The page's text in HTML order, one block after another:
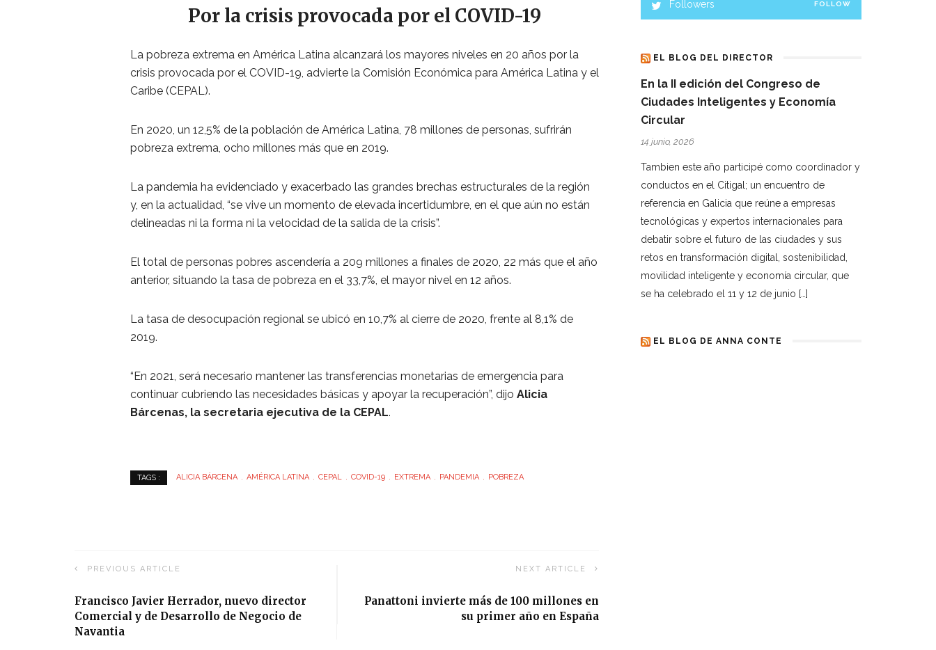
Por la crisis provocada por el COVID-19
La pobreza extrema en América Latina alcanzará los mayores niveles en 20 años por la
crisis provocada por el COVID-19, advierte la Comisión Económica para América Latina y el
Caribe (CEPAL).
En 2020, un 12,5% de la población de América Latina, 78 millones de personas, sufrirán
pobreza extrema, ocho millones más que en 2019.
La pandemia ha evidenciado y exacerbado las grandes brechas estructurales de la región
y, en la actualidad, “se vive un momento de elevada incertidumbre, en el que aún no están
delineadas ni la forma ni la velocidad de la salida de la crisis”.
El total de personas pobres ascendería a 209 millones a finales de 2020, 22 más que el año
anterior, situando la tasa de pobreza en el 33,7%, el mayor nivel en 12 años.
La tasa de desocupación regional se ubicó en 10,7% al cierre de 2020, frente al 8,1% de
2019.
“En 2021, será necesario mantener las transferencias monetarias de emergencia para
continuar cubriendo las necesidades básicas y apoyar la recuperación”, dijo Alicia
Bárcenas, la secretaria ejecutiva de la CEPAL.
TAGS : ALICIA BÁRCENA AMÉRICA LATINA CEPAL COVID-19 EXTREMA PANDEMIA POBREZA
PREVIOUS ARTICLE
Francisco Javier Herrador, nuevo director
Comercial y de Desarrollo de Negocio de
Navantia
NEXT ARTICLE
Panattoni invierte más de 100 millones en
su primer año en España
Followers FOLLOW
EL BLOG DEL DIRECTOR
En la II edición del Congreso de
Ciudades Inteligentes y Economía
Circular
14 junio, 2026
Tambien este año participé como coordinador y
conductos en el Citigal; un encuentro de
referencia en Galicia que reúne a empresas
tecnológicas y expertos internacionales para
debatir sobre el futuro de las ciudades y sus
retos en transformación digital, sostenibilidad,
movilidad inteligente y economía circular, que
se ha celebrado el 11 y 12 de junio […]
EL BLOG DE ANNA CONTE